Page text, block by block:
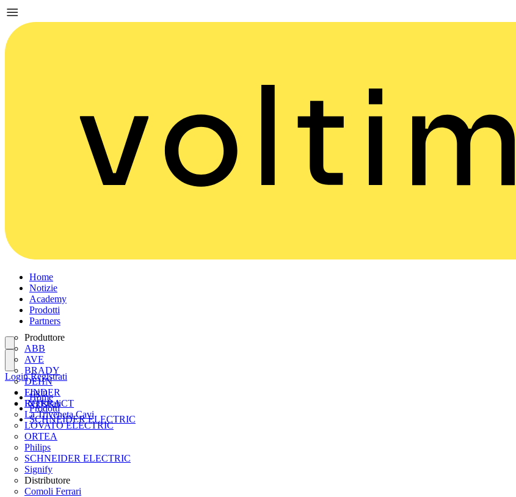
Home
Notizie
Academy
Prodotti
Partners
Produttore
ABB
AVE
BRADY
DEHN
FINDER
INTERACT
La Triveneta Cavi
LOVATO ELECTRIC
ORTEA
Philips
SCHNEIDER ELECTRIC
Signify
Distributore
Comoli Ferrari
Login
Registrati
Login Registrati
Home
Prodotti
SCHNEIDER ELECTRIC